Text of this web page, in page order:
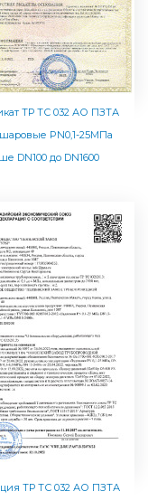
ТР ТС 032 АО ПЗТА
PN0,1-25МПа
DN100 до DN1600
ТР ТС 032 АО ПЗТА